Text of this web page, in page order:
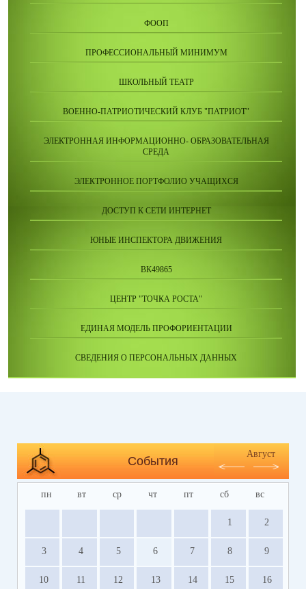
ФООП
ПРОФЕССИОНАЛЬНЫЙ МИНИМУМ
ШКОЛЬНЫЙ ТЕАТР
ВОЕННО-ПАТРИОТИЧЕСКИЙ КЛУБ "ПАТРИОТ"
ЭЛЕКТРОННАЯ ИНФОРМАЦИОННО- ОБРАЗОВАТЕЛЬНАЯ
СРЕДА
ЭЛЕКТРОННОЕ ПОРТФОЛИО УЧАЩИХСЯ
ДОСТУП К СЕТИ ИНТЕРНЕТ
ЮНЫЕ ИНСПЕКТОРА ДВИЖЕНИЯ
ВК49865
ЦЕНТР "ТОЧКА РОСТА"
ЕДИНАЯ МОДЕЛЬ ПРОФОРИЕНТАЦИИ
СВЕДЕНИЯ О ПЕРСОНАЛЬНЫХ ДАННЫХ
События
Август
пн вт ср чт пт сб вс
1 2
3 4 5 6 7 8 9
10 11 12 13 14 15 16